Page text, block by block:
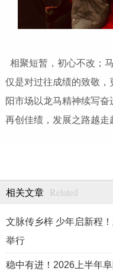
相聚短暂，初心不改；
仅是对过往成绩的致敬
阳市场以龙马精神续写奋
再创佳绩，发展之路越走
相关文章 Related
文脉传乡梓 少年启新程
举行
稳中有进！2026上半年